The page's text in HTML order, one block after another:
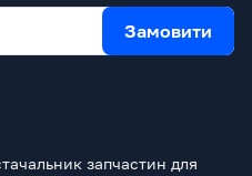
Замовити
запчастин для